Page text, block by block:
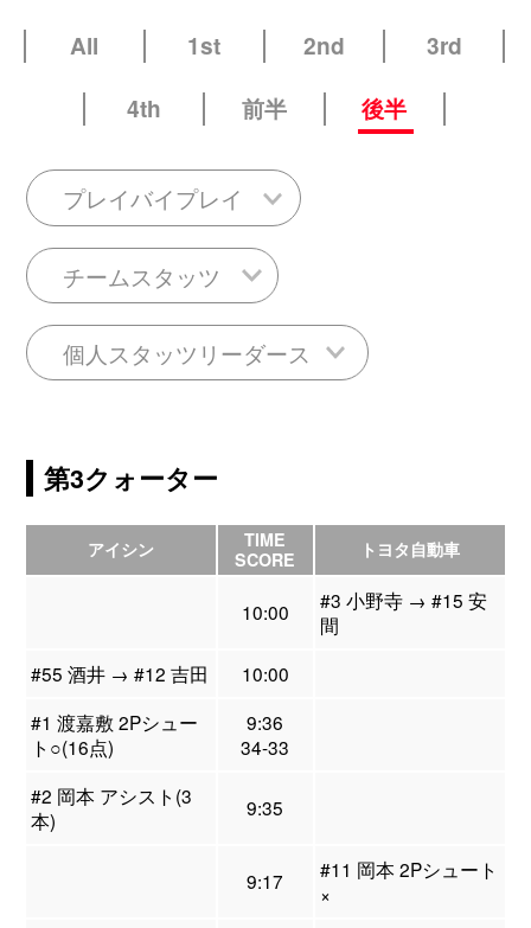
All 1st 2nd
3rd
4th
前半 後半
プレイバイプレイ
チームスタッツ
個人スタッツリーダース
第3クォーター
アイシン
TIME
SCORE
トヨタ自動車
10:00
#3 小野寺 → #15 安
間
#55 酒井 → #12 吉田
10:00
#1 渡嘉敷 2Pシュー
ト○(16点)
9:36
34-33
#2 岡本 アシスト(3
本)
9:35
9:17
#11 岡本 2Pシュート
×